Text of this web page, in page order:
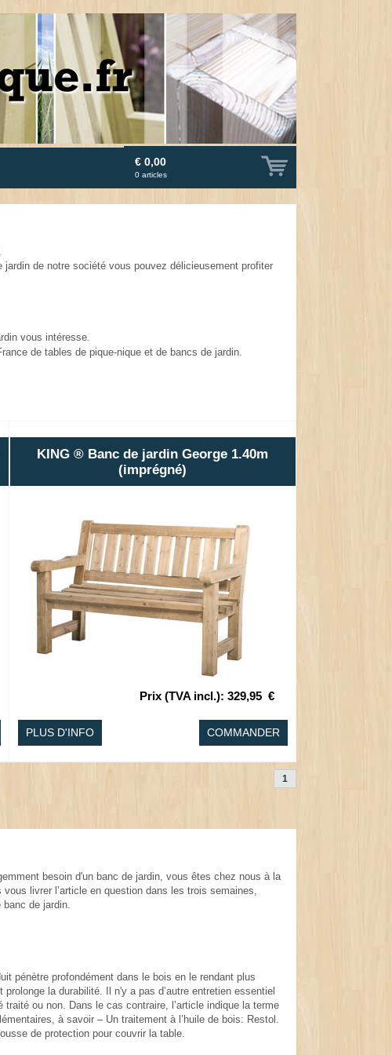
€ 0,00
0 articles
de notre société vous pouvez délicieusement profiter
vous intéresse.
de tables de pique-nique et de bancs de jardin.
KING ® Banc de jardin George 1.40m
(imprégné)
Prix (TVA incl.): 329,95 €
PLUS D'INFO COMMANDER
1
besoin d'un banc de jardin, vous êtes chez nous à la
livrer l’article en question dans les trois semaines,
de jardin.
pénètre profondément dans le bois en le rendant plus
la durabilité. Il n'y a pas d’autre entretien essentiel
ou non. Dans le cas contraire, l’article indique la terme
à savoir – Un traitement à l’huile de bois: Restol.
de protection pour couvrir la table.